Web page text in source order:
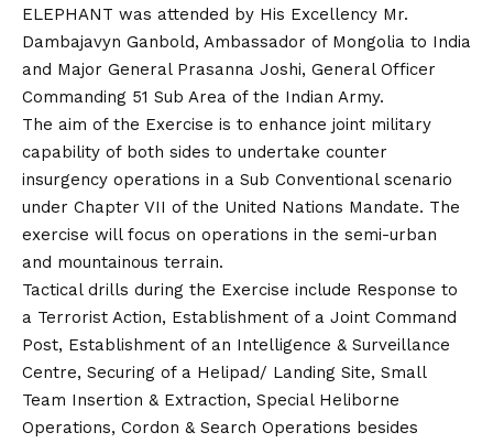
ELEPHANT was attended by His Excellency Mr.
Dambajavyn Ganbold, Ambassador of Mongolia to India
and Major General Prasanna Joshi, General Officer
Commanding 51 Sub Area of the Indian Army.
The aim of the Exercise is to enhance joint military
capability of both sides to undertake counter
insurgency operations in a Sub Conventional scenario
under Chapter VII of the United Nations Mandate. The
exercise will focus on operations in the semi-urban
and mountainous terrain.
Tactical drills during the Exercise include Response to
a Terrorist Action, Establishment of a Joint Command
Post, Establishment of an Intelligence & Surveillance
Centre, Securing of a Helipad/ Landing Site, Small
Team Insertion & Extraction, Special Heliborne
Operations, Cordon & Search Operations besides